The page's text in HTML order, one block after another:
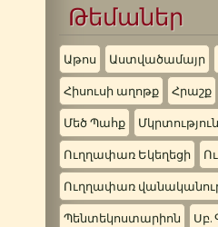
Թեմաներ
Աթոս Աստվածամայր
Հիսուսի աղոթք Հրաշք
Մեծ Պահք Մկրտություն
Ուղղափառ Եկեղեցի
Ուղղափառ
Պենտեկոստարիոն Սբ.